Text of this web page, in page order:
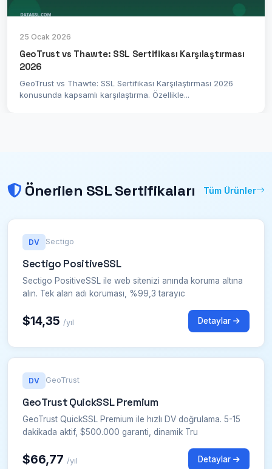
25 Ocak 2026
GeoTrust vs Thawte: SSL Sertifikası Karşılaştırması
2026
GeoTrust vs Thawte: SSL Sertifikası Karşılaştırması 2026
konusunda kapsamlı karşılaştırma. Özellikle...
Önerilen SSL Sertifikaları Tüm Ürünler
DV Sectigo
Sectigo PositiveSSL
Sectigo PositiveSSL ile web sitenizi anında koruma altına
alın. Tek alan adı koruması, %99,3 tarayıc
$14,35 /yıl Detaylar
DV GeoTrust
GeoTrust QuickSSL Premium
GeoTrust QuickSSL Premium ile hızlı DV doğrulama. 5-15
dakikada aktif, $500.000 garanti, dinamik Tru
$66,77 /yıl Detaylar